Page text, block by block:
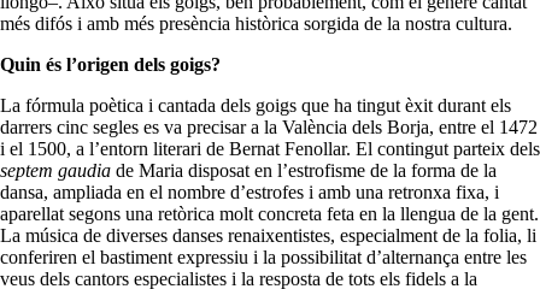
més difós i amb més presència històrica sorgida de la nostra cultura.
Quin és l’origen dels goigs?
La fórmula poètica i cantada dels goigs que ha tingut èxit durant els
darrers cinc segles es va precisar a la València dels Borja, entre el 1472
i el 1500, a l’entorn literari de Bernat Fenollar. El contingut parteix dels
septem gaudia de Maria disposat en l’estrofisme de la forma de la
dansa, ampliada en el nombre d’estrofes i amb una retronxa fixa, i
aparellat segons una retòrica molt concreta feta en la llengua de la gent.
La música de diverses danses renaixentistes, especialment de la folia, li
conferiren el bastiment expressiu i la possibilitat d’alternança entre les
veus dels cantors especialistes i la resposta de tots els fidels a la